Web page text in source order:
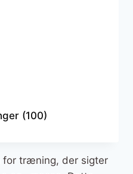
(100)
træning, der sigter